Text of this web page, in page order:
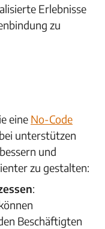
Erlebnisse
zu
eine No-Code
unterstützen
und
zu gestalten:
:
Beschäftigten